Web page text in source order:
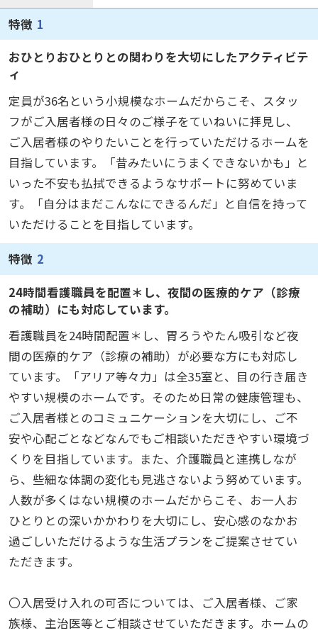
特徴 1
おひとりおひとりとの関わりを大切にしたアクティビテ
ィ
定員が36名という小規模なホームだからこそ、スタッ
フがご入居者様の日々のご様子をていねいに拝見し、
ご入居者様のやりたいことを行っていただけるホームを
目指しています。「昔みたいにうまくできないかも」と
いった不安も払拭できるようなサポートに努めていま
す。「自分はまだこんなにできるんだ」と自信を持って
いただけることを目指しています。
特徴 2
24時間看護職員を配置＊し、夜間の医療的ケア（診療
の補助）にも対応しています。
看護職員を24時間配置＊し、胃ろうやたん吸引など夜
間の医療的ケア（診療の補助）が必要な方にも対応し
ています。「アリア等々力」は全35室と、目の行き届き
やすい規模のホームです。そのため日常の健康管理も、
ご入居者様とのコミュニケーションを大切にし、ご不
安や心配ごとなどなんでもご相談いただきやすい環境づ
くりを目指しています。また、介護職員と連携しなが
ら、些細な体調の変化も見逃さないよう努めています。
人数が多くはない規模のホームだからこそ、お一人お
ひとりとの深いかかわりを大切にし、安心感のなかお
過ごしいただけるような生活プランをご提案させてい
ただきます。
〇入居受け入れの可否については、ご入居者様、ご家
族様、主治医等とご相談させていただきます。ホームの